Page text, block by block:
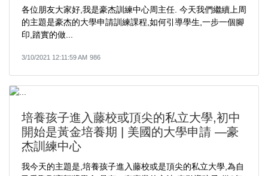
各位朋友大家好,我是豪杰訓練中心周主任. 今天我們繼續上周
的主題是豪杰的大學申請訓練課程,如何引導學生,一步一個腳
印,踏實的做...
3/10/2021 12:11:59 AM 986
培養孩子進入藤校或頂尖的私立大學,初中
開始是黃金培養期 | 美國的大學申請 —豪
杰訓練中心
我今天的主題是,培養孩子進入藤校或是頂尖的私立大學,為自